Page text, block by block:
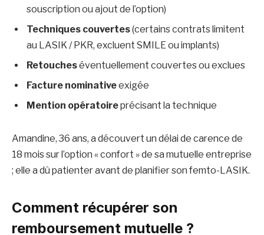
souscription ou ajout de l’option)
Techniques couvertes(certains contrats limitent
au LASIK / PKR, excluent SMILE ou implants)
Retoucheséventuellement couvertes ou exclues
Facture nominativeexigée
Mention opératoireprécisant la technique
Amandine, 36 ans, a découvert un délai de carence de
18 mois sur l’option « confort » de sa mutuelle entreprise
; elle a dû patienter avant de planifier son femto-LASIK.
Comment récupérer son
remboursement mutuelle ?